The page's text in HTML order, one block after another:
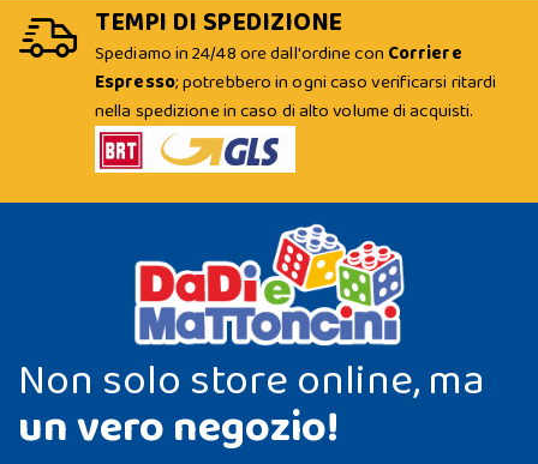
TEMPI DI SPEDIZIONE
Spediamo in 24/48 ore dall'ordine con Corriere
Espresso; potrebbero in ogni caso verificarsi ritardi
nella spedizione in caso di alto volume di acquisti.
Non solo store online, ma
un vero negozio!